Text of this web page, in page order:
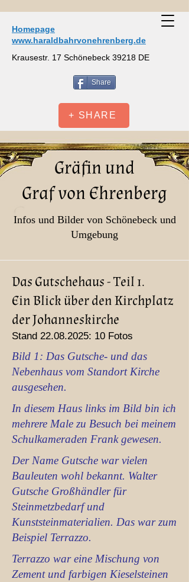
Homepage
www.haraldbahrvonehrenberg.de
Krausestr. 17 Schönebeck 39218 DE
Share
+ SHARE
Gräfin und
Graf von Ehrenberg
Infos und Bilder von Schönebeck und
Umgebung
Das Gutschehaus - Teil 1.
Ein Blick über den Kirchplatz
der Johanneskirche
Stand 22.08.2025: 10 Fotos
Bild 1: Das Gutsche- und das
Nebenhaus vom Standort Kirche
ausgesehen.
In diesem Haus links im Bild bin ich
mehrere Male zu Besuch bei meinem
Schulkameraden Frank gewesen.
Der Name Gutsche war vielen
Bauleuten wohl bekannt. Walter
Gutsche Großhändler für
Steinmetzbedarf und
Kunststeinmaterialien. Das war zum
Beispiel Terrazzo.
Terrazzo war eine Mischung von
Zement und farbigen Kieselsteinen